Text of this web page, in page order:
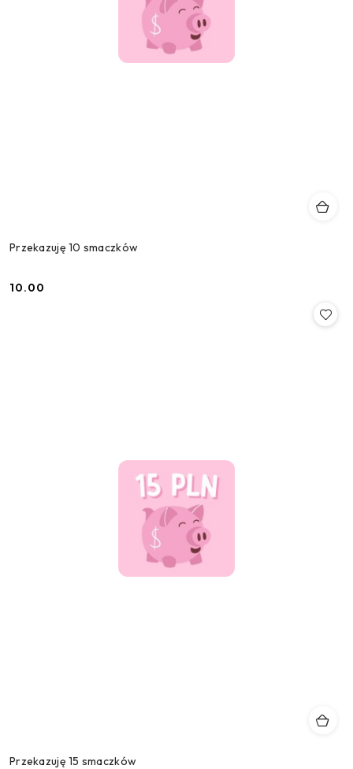
Przekazuję 10 smaczków
Cena:
10.00
Przekazuję 15 smaczków